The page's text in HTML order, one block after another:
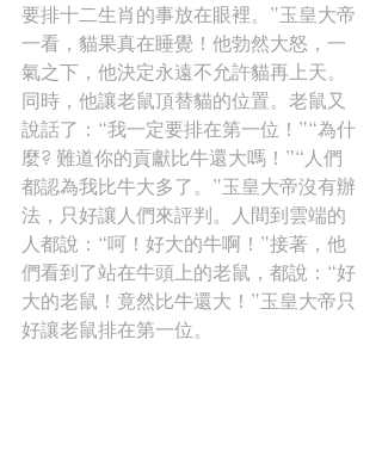
要排十二生肖的事放在眼裡。”玉皇大帝
一看，貓果真在睡覺！他勃然大怒，一
氣之下，他決定永遠不允許貓再上天。
同時，他讓老鼠頂替貓的位置。老鼠又
說話了：“我一定要排在第一位！”“為什
麼? 難道你的貢獻比牛還大嗎！”“人們
都認為我比牛大多了。”玉皇大帝沒有辦
法，只好讓人們來評判。人間到雲端的
人都說：“呵！好大的牛啊！”接著，他
們看到了站在牛頭上的老鼠，都說：“好
大的老鼠！竟然比牛還大！”玉皇大帝只
好讓老鼠排在第一位。